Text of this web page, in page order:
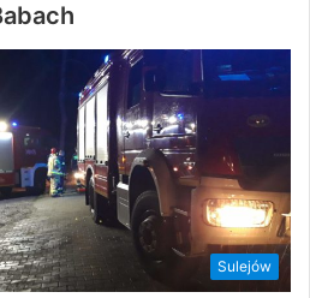
Sulejów